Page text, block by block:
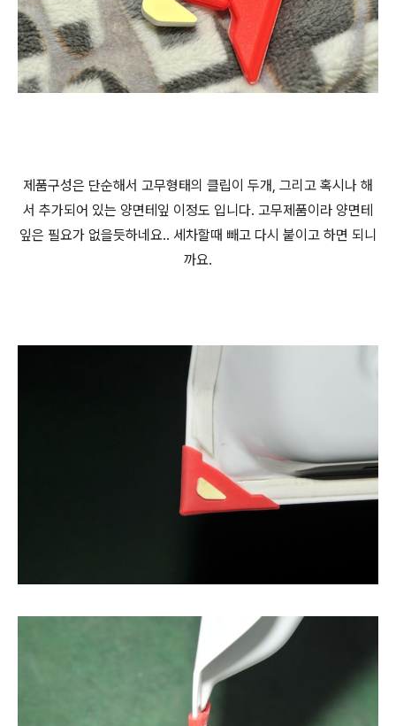
제품구성은 단순해서 고무형태의 클립이 두개, 그리고 혹시나 해
서 추가되어 있는 양면테잎 이정도 입니다. 고무제품이라 양면테
잎은 필요가 없을듯하네요.. 세차할때 빼고 다시 붙이고 하면 되니
까요.